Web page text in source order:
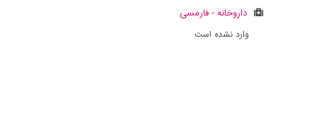
داروخانه - فارمسی
وارد نشده است